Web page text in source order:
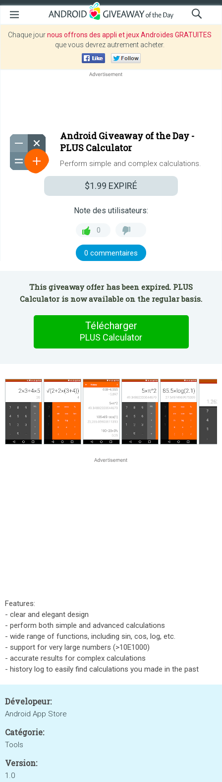
Chaque journous offrons des appli et jeux Androïdes GRATUITES
que vous devrez autrement acheter.
Android Giveaway of the Day -
PLUS Calculator
Perform simple and complex calculations.
$1.99 EXPIRÉ
Note des utilisateurs:
0
0 commentaires
This giveaway offer has been expired. PLUS
Calculator is now available on the regular basis.
Télécharger
PLUS Calculator
Features:
- clear and elegant design
- perform both simple and advanced calculations
- wide range of functions, including sin, cos, log, etc.
- support for very large numbers (>10E1000)
- accurate results for complex calculations
- history log to easily find calculations you made in the past
Dévelopeur:
Android App Store
Catégorie:
Tools
Version:
1.0